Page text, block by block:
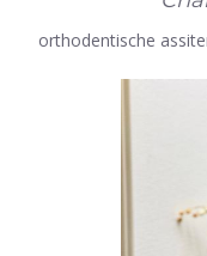
orthodentische